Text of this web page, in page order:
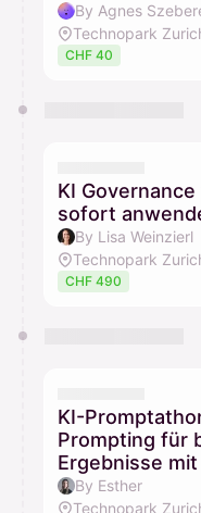
By Agnes
Technopark
CHF 40
KI
sofort
By Lisa Weinzierl
Technopark
CHF 490
KI-
Prompting für
Ergebnisse
By Esther
Technopark